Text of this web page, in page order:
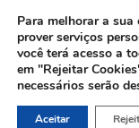
Para melhorar a
prover serviços
você terá acesso a
em "Rejeitar
necessários serão
Aceitar